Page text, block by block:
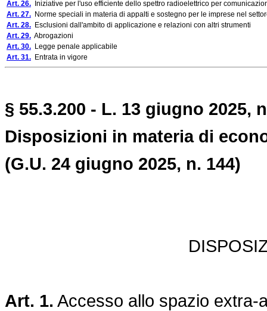
Art. 26. Iniziative per l'uso efficiente dello spettro radioelettrico per
Art. 27. Norme speciali in materia di appalti e sostegno per le imprese nel
Art. 28. Esclusioni dall'ambito di applicazione e relazioni con altri strumenti
Art. 29. Abrogazioni
Art. 30. Legge penale applicabile
Art. 31. Entrata in vigore
§ 55.3.200 - L. 13 giugno 2025,
Disposizioni in materia di
(G.U. 24 giugno 2025, n. 144)
Art. 1. Accesso allo spazio extra-